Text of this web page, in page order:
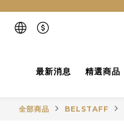
最新消息 精選商品
全部商品 BELSTAFF